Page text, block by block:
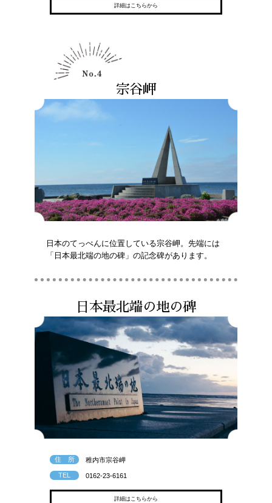
詳細はこちらから
宗谷岬
日本のてっぺんに位置している宗谷岬。先端には
「日本最北端の地の碑」の記念碑があります。
日本最北端の地の碑
住 所 稚内市宗谷岬
TEL 0162-23-6161
詳細はこちらから